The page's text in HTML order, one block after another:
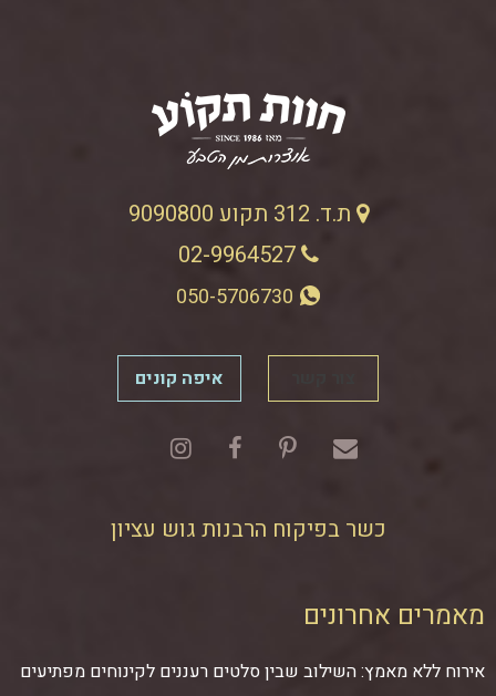
ת.ד. 312 תקוע 9090800
02-9964527
איפה קונים
כשר בפיקוח הרבנות גוש עציון
מאמרים אחרונים
אירוח ללא מאמץ: השילוב שבין סלטים רעננים לקינוחים מפתיעים